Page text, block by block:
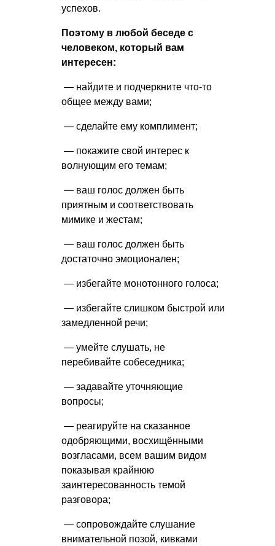
успехов.
Поэтому в любой беседе с
человеком, который вам
интересен:
— найдите и подчеркните что-то
общее между вами;
— сделайте ему комплимент;
— покажите свой интерес к
волнующим его темам;
— ваш голос должен быть
приятным и соответствовать
мимике и жестам;
— ваш голос должен быть
достаточно эмоционален;
— избегайте монотонного голоса;
— избегайте слишком быстрой или
замедленной речи;
— умейте слушать, не
перебивайте собеседника;
— задавайте уточняющие
вопросы;
— реагируйте на сказанное
одобряющими, восхищёнными
возгласами, всем вашим видом
показывая крайнюю
заинтересованность темой
разговора;
— сопровождайте слушание
внимательной позой, кивками